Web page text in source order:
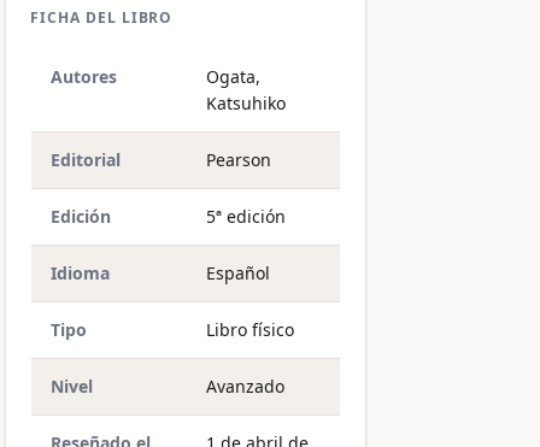
FICHA DEL LIBRO
Autores
Ogata,
Katsuhiko
Editorial Pearson
Edición 5ª edición
Idioma Español
Tipo Libro físico
Nivel Avanzado